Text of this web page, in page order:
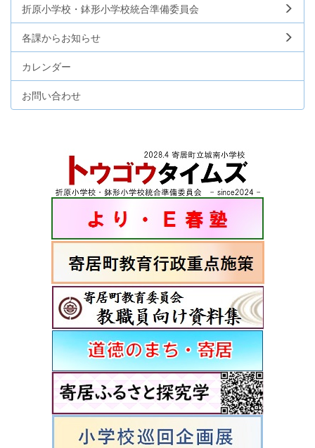
折原小学校・鉢形小学校統合準備委員会
各課からお知らせ
カレンダー
お問い合わせ